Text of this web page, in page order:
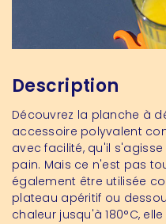
Description
Découvrez la planche à
accessoire polyvalent
avec facilité, qu'il
pain. Mais ce n'est pas
également être utilisée
plateau apéritif ou
chaleur jusqu'à 180°C,